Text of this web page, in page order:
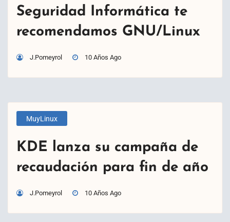
Seguridad Informática te
recomendamos GNU/Linux
J.Pomeyrol 10 Años Ago
MuyLinux
KDE lanza su campaña de
recaudación para fin de año
J.Pomeyrol 10 Años Ago